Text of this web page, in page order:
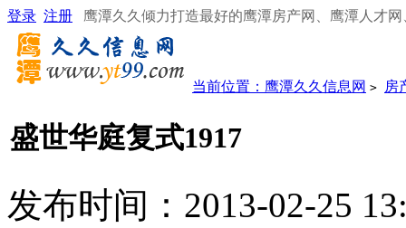
登录 注册 鹰潭久久倾力打造最好的鹰潭房产网、鹰潭人才
当前位置： 鹰潭久久信息网 > 房
盛世华庭复式1917
发布时间：2013-02-25